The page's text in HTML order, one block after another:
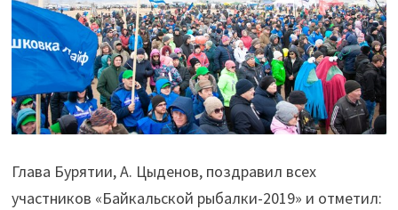
Глава Бурятии, А. Цыденов, поздравил всех
участников «Байкальской рыбалки-2019» и отметил: